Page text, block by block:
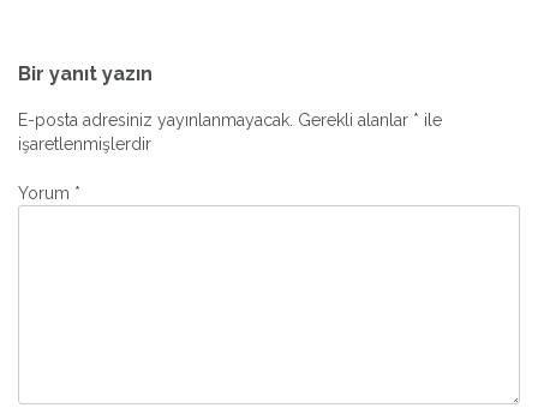
gezinmesi
Bir yanıt yazın
E-posta adresiniz yayınlanmayacak. Gerekli alanlar * ile
işaretlenmişlerdir
Yorum *